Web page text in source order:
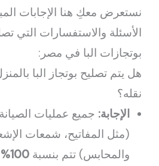
نستعرض معكِ هنا الإجابات
الأسئلة والاستفسارات التي
بوتجازات البا في مصر:
هل يتم تصليح بوتجاز البا
نقله؟
الإجابة: جميع عمليات
(مثل المفاتيح، شمعات
والمحابس) تتم بنسبة100% داخل منزل العميل